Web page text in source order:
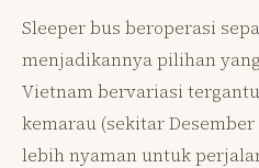
Sleeper bus beroperasi
menjadikannya pilihan
Vietnam bervariasi
kemarau (sekitar
lebih nyaman untuk